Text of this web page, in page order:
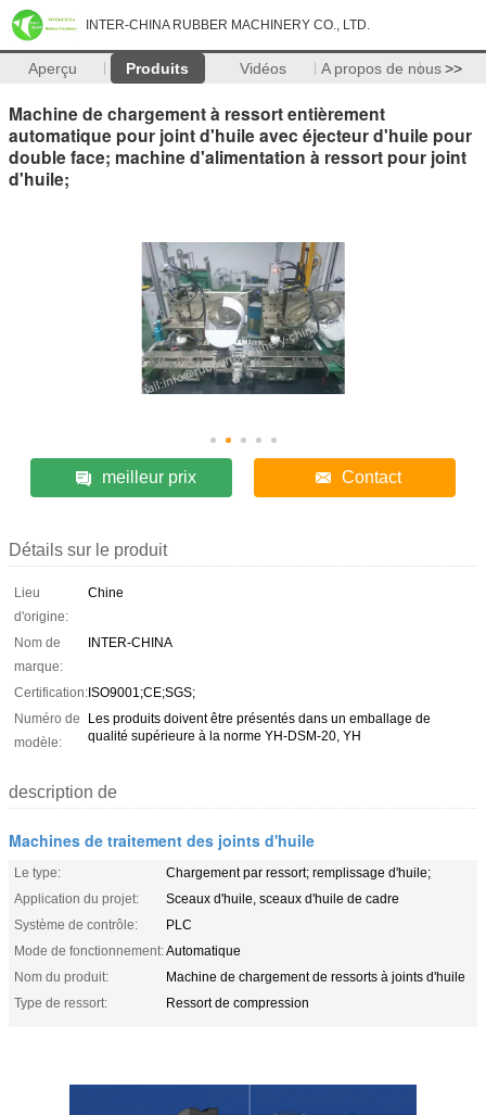
INTER-CHINA RUBBER MACHINERY CO., LTD.
Aperçu Produits Vidéos A propos de nous>>
Machine de chargement à ressort entièrement
automatique pour joint d'huile avec éjecteur d'huile pour
double face; machine d'alimentation à ressort pour joint
d'huile;
meilleur prix Contact
Détails sur le produit
Lieu
d'origine:
Chine
Nom de
marque:
INTER-CHINA
Certification:ISO9001;CE;SGS;
Numéro de
modèle:
Les produits doivent être présentés dans un emballage de
qualité supérieure à la norme YH-DSM-20, YH
description de
Machines de traitement des joints d'huile
Le type:
Chargement par ressort; remplissage d'huile;
Application du projet:
Sceaux d'huile, sceaux d'huile de cadre
Système de contrôle:
PLC
Mode de fonctionnement:Automatique
Nom du produit:
Machine de chargement de ressorts à joints d'huile
Type de ressort:
Ressort de compression